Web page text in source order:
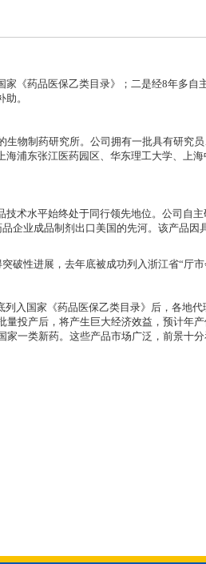
《药品医保乙类目录》；二是经8年多
。
制药研究所。公司拥有一批具有研究
浦东张江医药园区、华东理工大学、
水平始终处于同行领先地位。公司自
企业成品制剂出口美国的先河。该产品
进展，去年底被成功列入浙江省“厅市
国家《药品医保乙类目录》后，各地
投产后，将产生巨大经济效益，预计年
一类新药。这些产品市场广泛，前景十